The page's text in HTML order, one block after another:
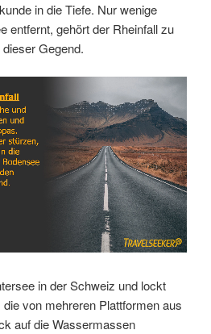
in die Tiefe. Nur wenige
entfernt, gehört der Rheinfall zu
Gegend.
in der Schweiz und lockt
von mehreren Plattformen aus
auf die Wassermassen